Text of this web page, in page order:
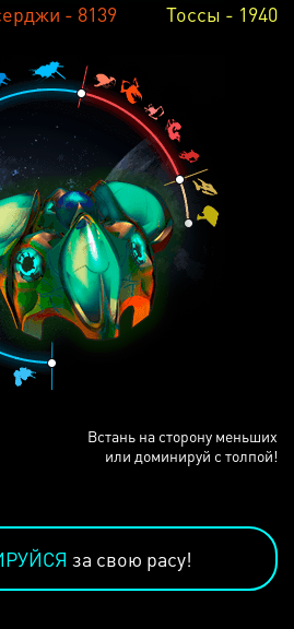
- 8139 Тоссы - 1940
Встань на сторону меньших
или доминируй с толпой!
за свою расу!